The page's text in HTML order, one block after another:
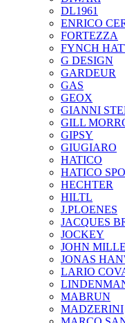
DL1961
ENRICO
FORTEZZA
FYNCH
G DESIGN
GARDEUR
GAS
GEOX
GIANNI
GILL
GIPSY
GIUGIARO
HATICO
HATICO
HECHTER
HILTL
J.PLOENES
JAСQUES
JOCKEY
JOHN
JONAS
LARIO
MABRUN
MADZERINI